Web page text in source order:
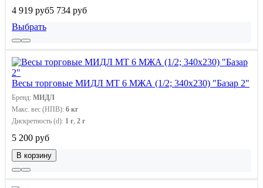
4 919 руб5 734 руб
Выбрать
Весы торговые МИДЛ МТ 6 МЖА (1/2; 340х230) "Базар 2"
Бренд: МИДЛ
Макс. вес (НПВ): 6 кг
Дискретность (d): 1 г, 2 г
5 200 руб
В корзину